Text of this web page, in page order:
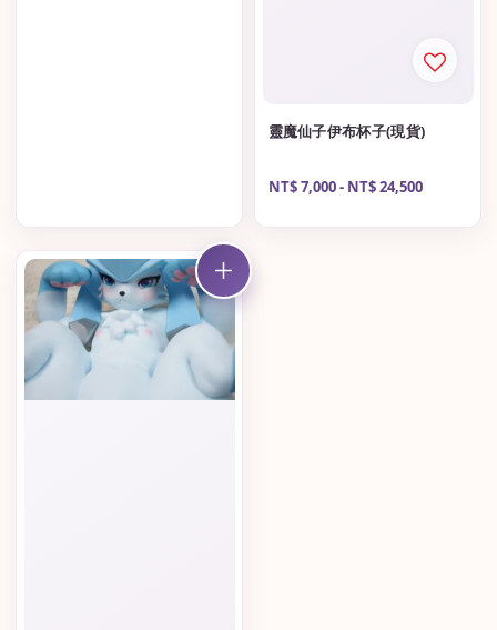
靈魔仙子伊布杯子(現貨)
Regular
NT$ 7,000- NT$ 24,500